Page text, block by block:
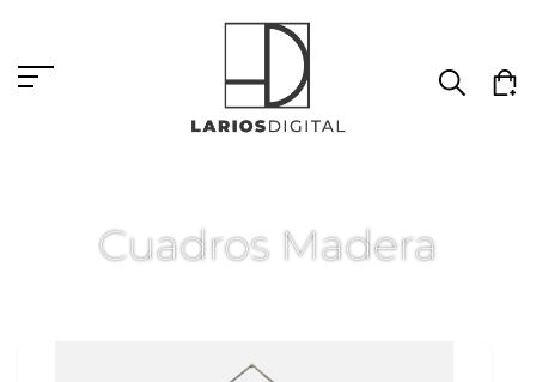
Cuadros Madera